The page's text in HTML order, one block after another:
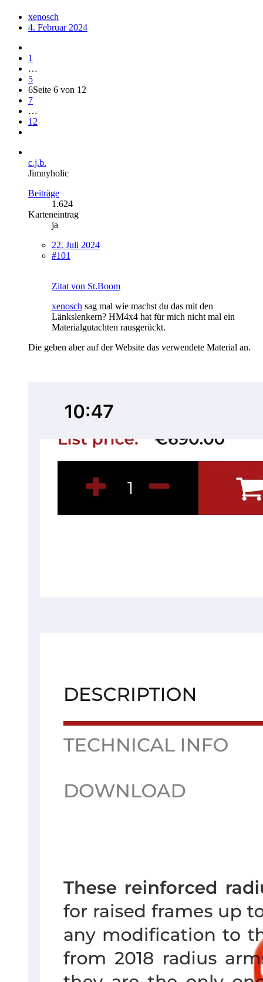
xenosch
4. Februar 2024
1
…
5
6Seite 6 von 12
7
…
12
c.j.b.
Jimnyholic
Beiträge
1.624
Karteneintrag
ja
22. Juli 2024
#101
Zitat von St.Boom
xenosch sag mal wie machst du das mit den
Länkslenkern? HM4x4 hat für mich nicht mal ein
Materialgutachten rausgerückt.
Die geben aber auf der Website das verwendete Material an.